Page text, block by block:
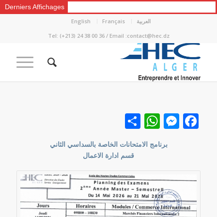
Derniers Affichages
العربية Français
English
Tel: (+213) 24 38 00 36 / Email :contact@hec.dz
Facebook
Messenger
WhatsApp
نشر
برنامج الامتحانات الخاصة بالسداسي الثاني
قسم ادارة الاعمال